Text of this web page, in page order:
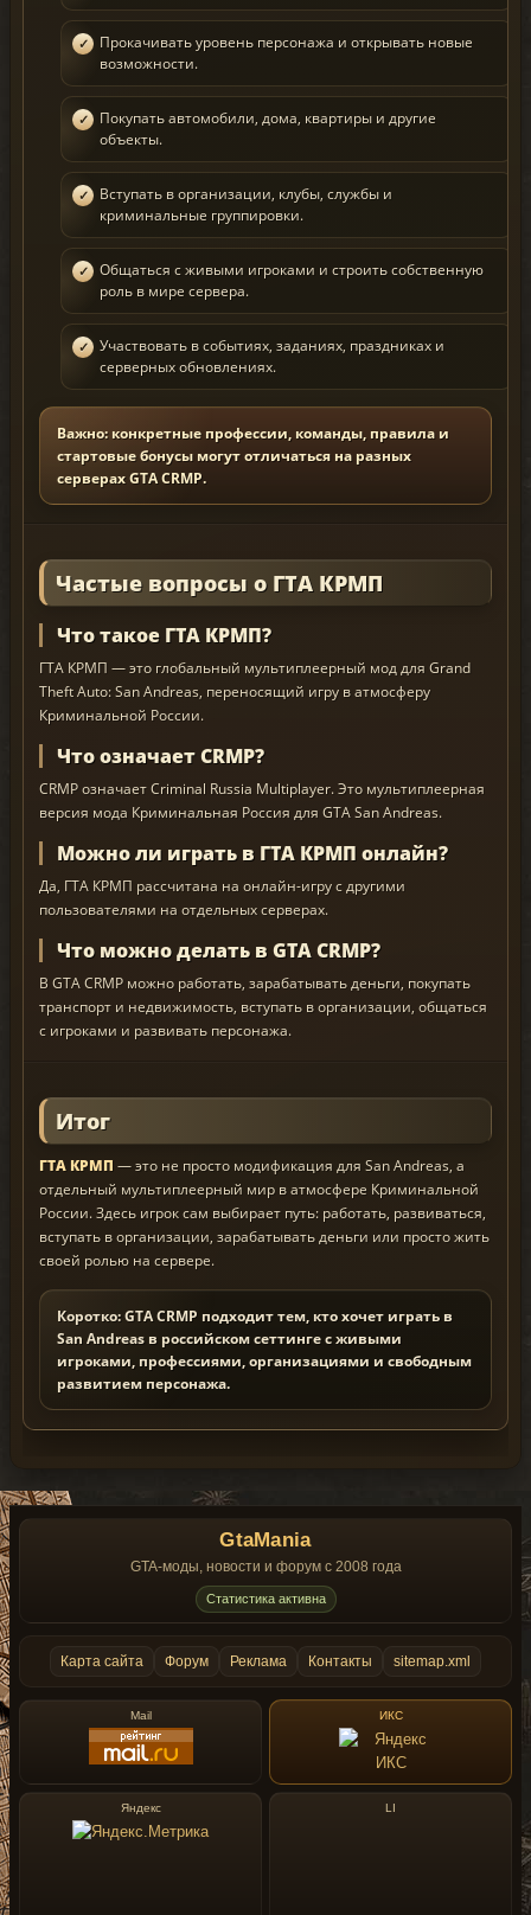
Прокачивать уровень персонажа и открывать новые
возможности.
Покупать автомобили, дома, квартиры и другие
объекты.
Вступать в организации, клубы, службы и
криминальные группировки.
Общаться с живыми игроками и строить собственную
роль в мире сервера.
Участвовать в событиях, заданиях, праздниках и
серверных обновлениях.
Важно: конкретные профессии, команды, правила и
стартовые бонусы могут отличаться на разных
серверах GTA CRMP.
Частые вопросы о ГТА КРМП
Что такое ГТА КРМП?
ГТА КРМП — это глобальный мультиплеерный мод для Grand
Theft Auto: San Andreas, переносящий игру в атмосферу
Криминальной России.
Что означает CRMP?
CRMP означает Criminal Russia Multiplayer. Это мультиплеерная
версия мода Криминальная Россия для GTA San Andreas.
Можно ли играть в ГТА КРМП онлайн?
Да, ГТА КРМП рассчитана на онлайн-игру с другими
пользователями на отдельных серверах.
Что можно делать в GTA CRMP?
В GTA CRMP можно работать, зарабатывать деньги, покупать
транспорт и недвижимость, вступать в организации, общаться
с игроками и развивать персонажа.
Итог
ГТА КРМП — это не просто модификация для San Andreas, а
отдельный мультиплеерный мир в атмосфере Криминальной
России. Здесь игрок сам выбирает путь: работать, развиваться,
вступать в организации, зарабатывать деньги или просто жить
своей ролью на сервере.
Коротко: GTA CRMP подходит тем, кто хочет играть в
San Andreas в российском сеттинге с живыми
игроками, профессиями, организациями и свободным
развитием персонажа.
GtaMania
GTA-моды, новости и форум с 2008 года
Статистика активна
Карта сайта Форум Реклама Контакты sitemap.xml
Mail ИКС
Яндекс LI